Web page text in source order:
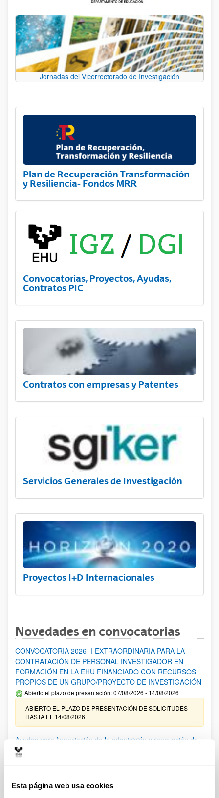
Esta página web usa cookies
Jornadas del Vicerrectorado de Investigación
Plan de Recuperación Transformación
y Resiliencia- Fondos MRR
Convocatorias, Proyectos, Ayudas,
Contratos PIC
Contratos con empresas y Patentes
Servicios Generales de Investigación
Proyectos I+D Internacionales
Novedades en convocatorias
CONVOCATORIA 2026- I EXTRAORDINARIA PARA LA
CONTRATACIÓN DE PERSONAL INVESTIGADOR EN
FORMACIÓN EN LA EHU FINANCIADO CON RECURSOS
PROPIOS DE UN GRUPO/PROYECTO DE INVESTIGACIÓN
Abierto el plazo de presentación: 07/08/2026 - 14/08/2026
ABIERTO EL PLAZO DE PRESENTACIÓN DE SOLICITUDES
HASTA EL 14/08/2026
Ayudas para financiación de la adquisición y renovación de
infraestructura científica y fondos bibliográficos en la
UPV/EHU 2026
25/03/2026: Corrección de errores del listado provisional de